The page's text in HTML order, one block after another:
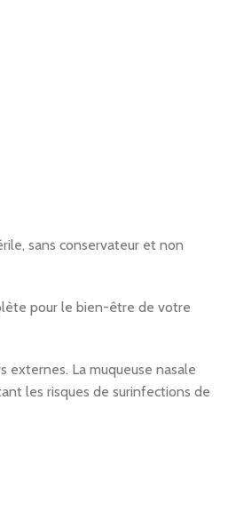
sans conservateur et non
pour le bien-être de votre
externes. La muqueuse nasale
les risques de surinfections de